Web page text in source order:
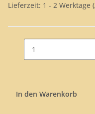
Lieferzeit: 1 - 2 Werktage
In den Warenkorb